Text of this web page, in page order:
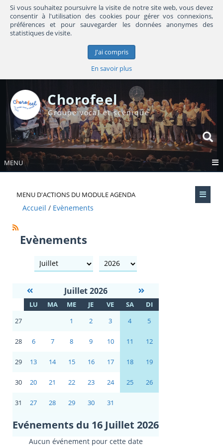
Si vous souhaitez poursuivre la visite de notre site web, vous devez
consentir à l'utilisation des cookies pour gérer vos connexions,
préférences et pour sauvegarder les données anonymes des
statistiques de visite.
J'ai compris
En savoir plus
Chorofeel
Groupe vocal et scénique
MENU
MENU D'ACTIONS DU MODULE AGENDA
Accueil Evènements
Evènements
mois année
Juillet 2026
LU MA ME JE VE SA
DI
27
1 2 3 4 5
28 6 7 8 9 10 11 12
29 13 14 15 16 17 18 19
30 20 21 22 23 24 25 26
31 27 28 29 30 31
Evénements du 16 Juillet 2026
Aucun événement pour cette date